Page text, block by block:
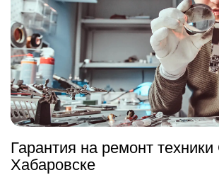
Гарантия на ремонт техники
Хабаровске